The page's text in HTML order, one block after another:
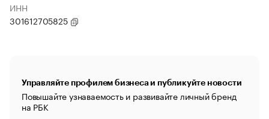
ИНН
301612705825
Управляйте профилем бизнеса и публикуйте новости
Повышайте узнаваемость и развивайте личный бренд
на РБК